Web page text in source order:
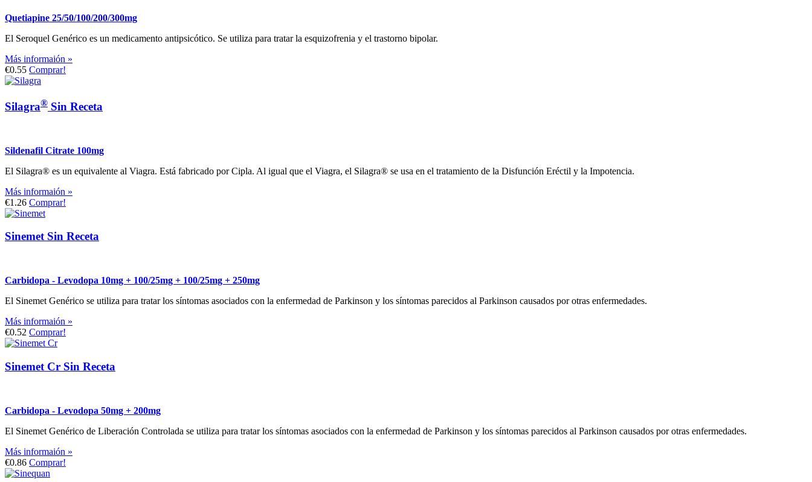
Quetiapine 25/50/100/200/300mg
El Seroquel Genérico es un medicamento antipsicótico. Se utiliza para tratar la esquizofrenia y el trastorno bipolar.
Más informaión »
€0.55 Comprar!
Silagra® Sin Receta
Sildenafil Citrate 100mg
El Silagra® es un equivalente al Viagra. Está fabricado por Cipla. Al igual que el Viagra, el Silagra® se usa en el tratamiento de la Disfunción Eréctil y la Impotencia.
Más informaión »
€1.26 Comprar!
Sinemet Sin Receta
Carbidopa - Levodopa 10mg + 100/25mg + 100/25mg + 250mg
El Sinemet Genérico se utiliza para tratar los síntomas asociados con la enfermedad de Parkinson y los síntomas parecidos al Parkinson causados por otras enfermedades.
Más informaión »
€0.52 Comprar!
Sinemet Cr Sin Receta
Carbidopa - Levodopa 50mg + 200mg
El Sinemet Genérico de Liberación Controlada se utiliza para tratar los síntomas asociados con la enfermedad de Parkinson y los síntomas parecidos al Parkinson causados por otras enfermedades.
Más informaión »
€0.86 Comprar!